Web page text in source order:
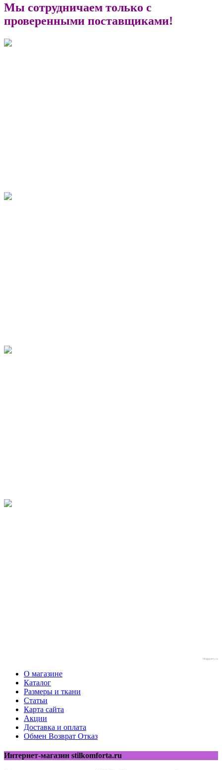
Мы сотрудничаем только с
проверенными поставщиками!
blogjquery.ru
О магазине
Каталог
Размеры и ткани
Статьи
Карта сайта
Акции
Доставка и оплата
Обмен Возврат Отказ
Интернет-магазин stilkomforta.ru